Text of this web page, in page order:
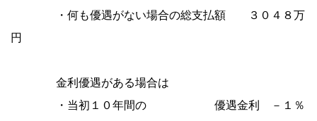
・何も優遇がない場合の総支払額 ３０４８万
円
金利優遇がある場合は
・当初１０年間の 優遇金利 －１％